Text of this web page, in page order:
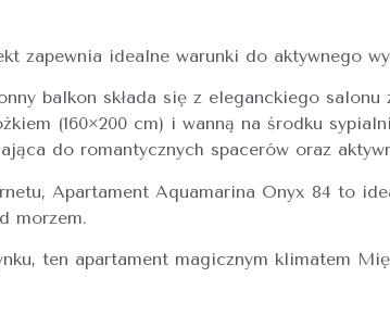
zapewnia idealne warunki do aktywnego
balkon składa się z eleganckiego salonu
(160×200 cm) i wanną na środku
do romantycznych spacerów oraz
Apartament Aquamarina Onyx 84 to
morzem.
ten apartament magicznym klimatem